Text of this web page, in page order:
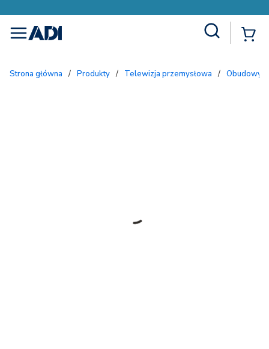
menu
Strona główna / Produkty / Telewizja przemysłowa / Obudowy